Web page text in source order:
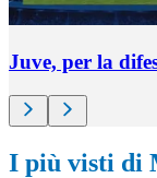
Juve, per la
I più visti di